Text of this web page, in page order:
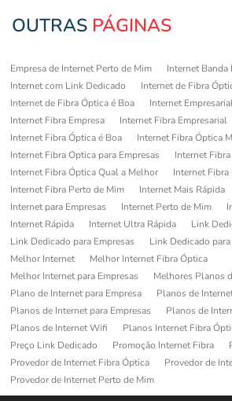
OUTRAS PÁGINAS
Empresa de Internet Perto de Mim
Internet Banda
Internet com Link Dedicado
Internet de Fibra
Internet de Fibra Óptica é Boa
Internet
Internet Fibra Empresa
Internet Fibra Empresarial
Internet Fibra Óptica é Boa
Internet Fibra Óptica
Internet Fibra Optica para Empresas
Internet
Internet Fibra Óptica Qual a Melhor
Internet
Internet Fibra Perto de Mim
Internet Mais Rápida
Internet para Empresas
Internet Perto de Mim
Internet Rápida
Internet Ultra Rápida
Link
Link Dedicado para Empresas
Link Dedicado
Melhor Internet
Melhor Internet Fibra Óptica
Melhor Internet para Empresas
Melhores Planos
Plano de Internet para Empresa
Planos de
Planos de Internet para Empresas
Planos de
Planos de Internet Wifi
Planos Internet Fibra
Preço Link Dedicado
Promoção Internet Fibra
Provedor de Internet Fibra Óptica
Provedor de
Provedor de Internet Perto de Mim